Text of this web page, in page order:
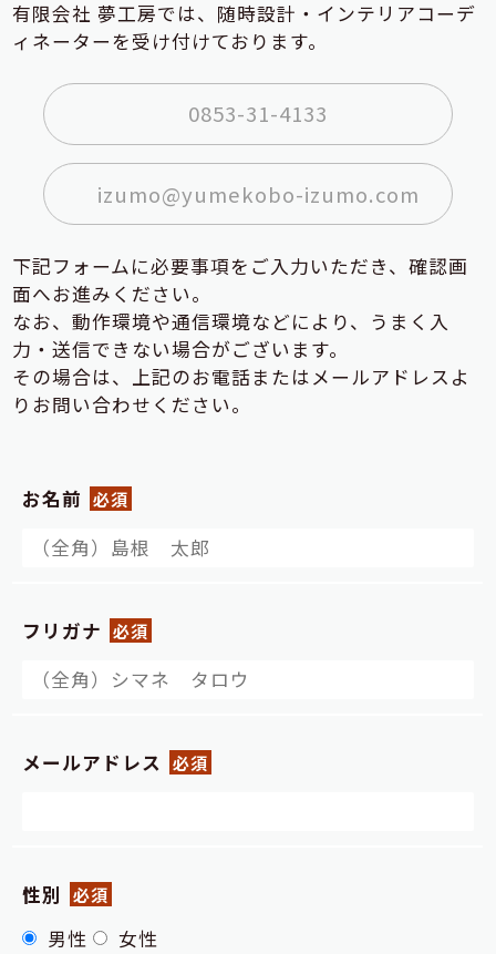
有限会社 夢工房では、随時設計・インテリアコーデ
ィネーターを受け付けております。
0853-31-4133
izumo@yumekobo-izumo.com
下記フォームに必要事項をご入力いただき、確認画
面へお進みください。
なお、動作環境や通信環境などにより、うまく入
力・送信できない場合がございます。
その場合は、上記のお電話またはメールアドレスよ
りお問い合わせください。
お名前 必須
フリガナ 必須
メールアドレス 必須
性別 必須
男性 女性